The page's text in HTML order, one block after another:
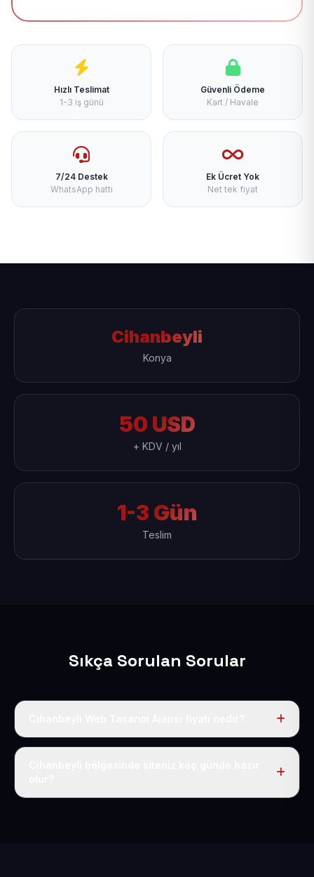
Hızlı Teslimat
1-3 iş günü
Güvenli Ödeme
Kart / Havale
7/24 Destek
WhatsApp hattı
Ek Ücret Yok
Net tek fiyat
Cihanbeyli
Konya
50 USD
+ KDV / yıl
1-3 Gün
Teslim
Sıkça Sorulan Sorular
Tek fiyat uygulanır: yıllık 50 USD + KDV. Bu bedele alan